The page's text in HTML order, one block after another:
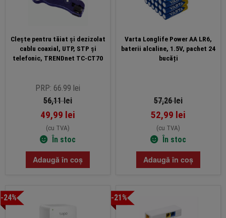
Clește pentru tăiat și dezizolat
cablu coaxial, UTP, STP și
telefonic, TRENDnet TC-CT70
PRP: 66.99 lei
56,11lei
49,99 lei
(cu TVA)
În stoc
Adaugă în coș
Varta Longlife Power AA LR6,
baterii alcaline, 1.5V, pachet 24
bucăți
57,26lei
52,99 lei
(cu TVA)
În stoc
Adaugă în coș
-24% -21%